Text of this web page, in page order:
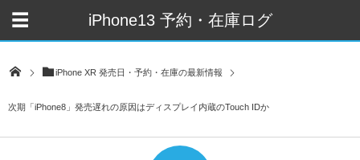
iPhone13 予約・在庫ログ
iPhone XR 発売日・予約・在庫の最新情報
次期「iPhone8」発売遅れの原因はディスプレイ内蔵のTouch IDか